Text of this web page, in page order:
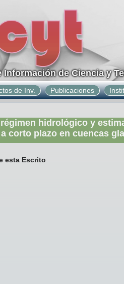
Información de Ciencia y
de Inv. Publicaciones
hidrológico y
corto plazo en cuencas
esta Escrito